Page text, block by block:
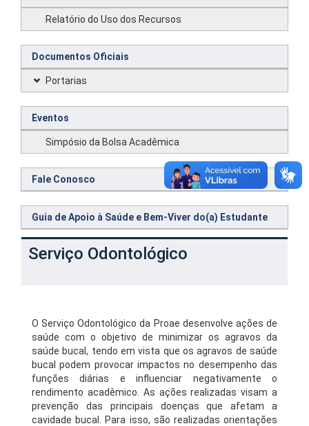
Relatório do Uso dos Recursos
Documentos Oficiais
Portarias
Eventos
Simpósio da Bolsa Acadêmica
Fale Conosco
Guia de Apoio à Saúde e Bem-Viver do(a) Estudante
Serviço Odontológico
O Serviço Odontológico da Proae desenvolve ações de
saúde com o objetivo de minimizar os agravos da
saúde bucal, tendo em vista que osagravos de saúde
bucal podem provocar impactos no desempenho das
funções diárias e influenciar negativamente o
rendimento acadêmico. As ações realizadas visam a
prevenção das principais doenças que afetam a
cavidade bucal. Para isso, são realizadas orientações